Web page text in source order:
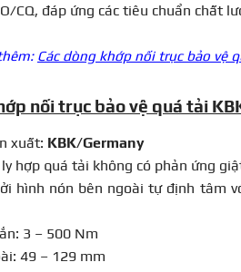
CQ, đáp ứng các tiêu chuẩn chất
Các dòng khớp nối trục bảo vệ
nối trục bảo vệ quá tải
xuất: KBK/Germany
hợp quá tải không có phản ứng
hình nón bên ngoài tự định tâm
3 – 500 Nm
49 – 129 mm